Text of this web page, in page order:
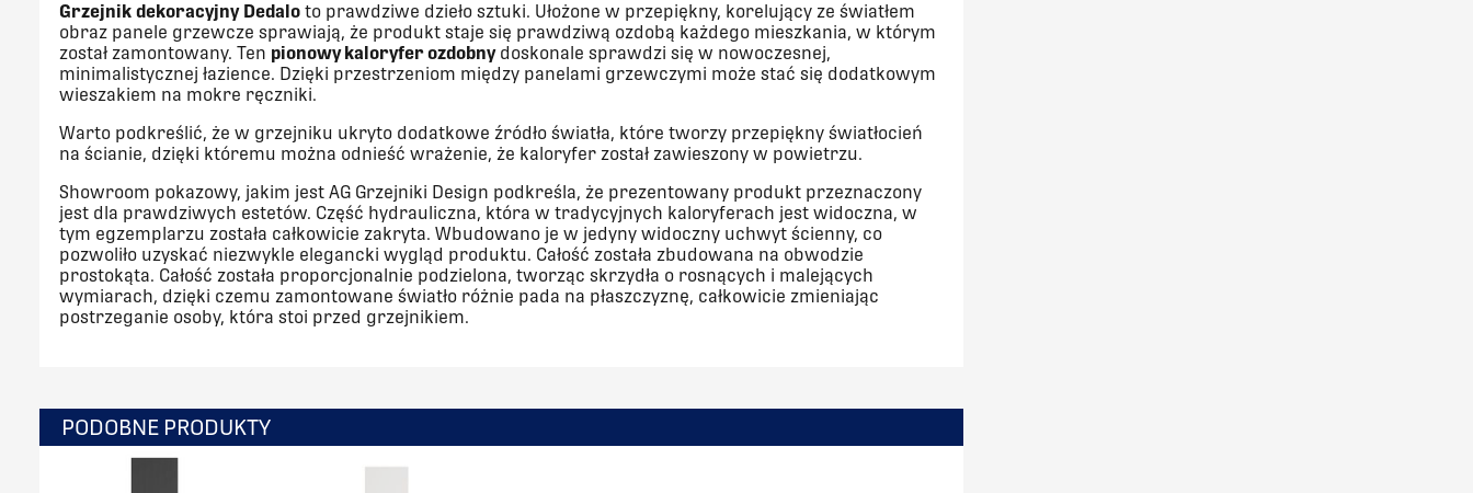
Grzejnik dekoracyjny Dedalo to prawdziwe dzieło sztuki. Ułożone w przepiękny, korelujący ze światłem
obraz panele grzewcze sprawiają, że produkt staje się prawdziwą ozdobą każdego mieszkania, w którym
został zamontowany. Ten pionowy kaloryfer ozdobnydoskonale sprawdzi się w nowoczesnej,
minimalistycznej łazience. Dzięki przestrzeniom między panelami grzewczymi może stać się dodatkowym
wieszakiem na mokre ręczniki.
Warto podkreślić, że w grzejniku ukryto dodatkowe źródło światła, które tworzy przepiękny światłocień
na ścianie, dzięki któremu można odnieść wrażenie, że kaloryfer został zawieszony w powietrzu.
Showroom pokazowy, jakim jest AG Grzejniki Design podkreśla, że prezentowany produkt przeznaczony
jest dla prawdziwych estetów. Część hydrauliczna, która w tradycyjnych kaloryferach jest widoczna, w
tym egzemplarzu została całkowicie zakryta. Wbudowano je w jedyny widoczny uchwyt ścienny, co
pozwoliło uzyskać niezwykle elegancki wygląd produktu. Całość została zbudowana na obwodzie
prostokąta. Całość została proporcjonalnie podzielona, tworząc skrzydła o rosnących i malejących
wymiarach, dzięki czemu zamontowane światło różnie pada na płaszczyznę, całkowicie zmieniając
postrzeganie osoby, która stoi przed grzejnikiem.
PODOBNE PRODUKTY